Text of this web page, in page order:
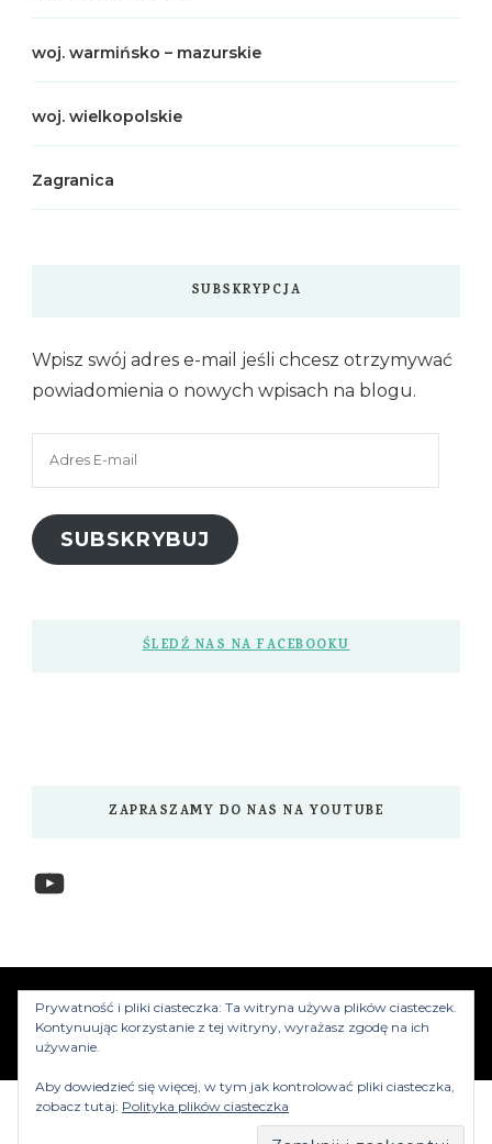
woj. warmińsko – mazurskie
woj. wielkopolskie
Zagranica
SUBSKRYPCJA
Wpisz swój adres e-mail jeśli chcesz otrzymywać
powiadomienia o nowych wpisach na blogu.
SUBSKRYBUJ
ŚLEDŹ NAS NA FACEBOOKU
ZAPRASZAMY DO NAS NA YOUTUBE
YouTube
www.myzwiedzamy.pl Vilva | Stworzony przez
Blossom Themes.Silnik:WordPress
Prywatność i pliki ciasteczka: Ta witryna używa plików ciasteczek.
Kontynuując korzystanie z tej witryny, wyrażasz zgodę na ich
używanie.
Aby dowiedzieć się więcej, w tym jak kontrolować pliki ciasteczka,
zobacz tutaj: Polityka plików ciasteczka